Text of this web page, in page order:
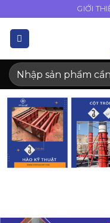
dung
GIỚI
Tìm
kiếm: